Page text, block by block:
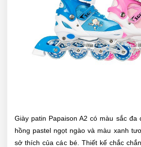
Giày patin Papaison A2 có màu sắc đa
hồng pastel ngọt ngào và màu xanh
sở thích của các bé. Thiết kế chắc